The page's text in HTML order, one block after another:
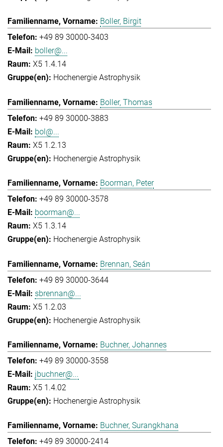
Boller, Birgit
+49 89 30000-3403
boller@...
X5 1.4.14
Hochenergie Astrophysik
Boller, Thomas
+49 89 30000-3883
bol@...
X5 1.2.13
Hochenergie Astrophysik
Boorman, Peter
+49 89 30000-3578
boorman@...
X5 1.3.14
Hochenergie Astrophysik
Brennan, Seán
+49 89 30000-3644
sbrennan@...
X5 1.2.03
Hochenergie Astrophysik
Buchner, Johannes
+49 89 30000-3558
jbuchner@...
X5 1.4.02
Hochenergie Astrophysik
Buchner, Surangkhana
+49 89 30000-2414